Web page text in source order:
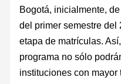
Bogotá, inicialmente,
del primer semestre del
etapa de matrículas.
programa no sólo
instituciones con